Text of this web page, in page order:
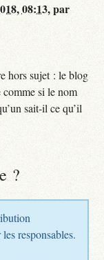
08:13,par
hors sujet : le blog
comme si le nom
sait-il ce qu’il
?
responsables.